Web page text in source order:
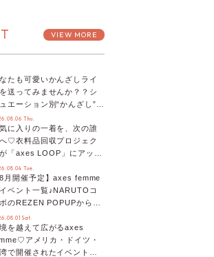
VIEW MORE
たも可愛いかんざしライ
送ってみませんか？？シ
エーション別“かんざし”の
スメ【ショップスタッフ
部】
Thu.
に入りの一着を、次の誰
♡衣料品回収プロジェク
が「axes LOOP」にアップ
ト！活用するとポイント
手に入る◎
Tue.
8月開催予定】axes femme
ベント一覧♪NARUTOコ
のREZEN POPUPから、
Your Stage.、ティーパー
まで！8月の特別なイベン
チェック◎
Sat.
を越えて広がるaxes
アメリカ・ドイツ・
で開催されたイベントを